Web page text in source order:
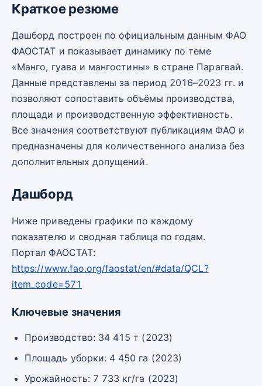
Краткое резюме
Дашборд построен по официальным данным ФАО
ФАОСТАТ и показывает динамику по теме
«Манго, гуава и мангостины» в стране Парагвай.
Данные представлены за период 2016–2023 гг. и
позволяют сопоставить объёмы производства,
площади и производственную эффективность.
Все значения соответствуют публикациям ФАО и
предназначены для количественного анализа без
дополнительных допущений.
Дашборд
Ниже приведены графики по каждому
показателю и сводная таблица по годам.
Портал ФАОСТАТ:
https://www.fao.org/faostat/en/#data/QCL?
item_code=571
Ключевые значения
Производство: 34 415 т (2023)
Площадь уборки: 4 450 га (2023)
Урожайность: 7 733 кг/га (2023)